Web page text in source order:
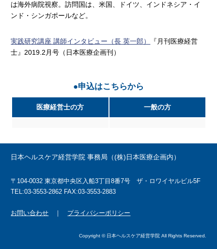
は海外病院視察。訪問国は、米国、ドイツ、インドネシア・イ
ンド・シンガポールなど。
実践研究講座 講師インタビュー（長 英一郎）
『月刊医療経営
士』2019.2月号（日本医療企画刊）
●申込はこちらから
医療経営士の方 一般の方
日本ヘルスケア経営学院 事務局（(株)日本医療企画内）
〒104-0032 東京都中央区入船3丁目8番7号 ザ・ロワイヤルビル5F
TEL:03-3553-2862 FAX:03-3553-2883
お問い合わせ ｜ プライバシーポリシー
Copyright © 日本ヘルスケア経営学院 All Rights Reserved.